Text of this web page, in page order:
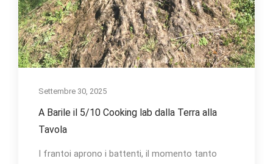
Settembre 30, 2025
A Barile il 5/10 Cooking lab dalla Terra alla
Tavola
I frantoi aprono i battenti, il momento tanto